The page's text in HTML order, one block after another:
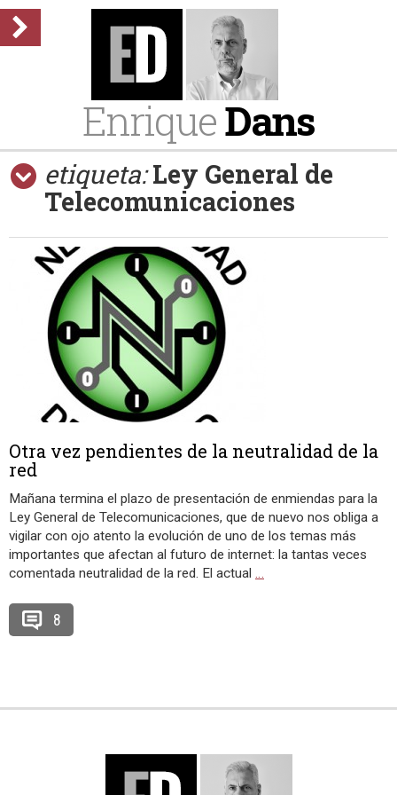
EnriqueDans
etiqueta: Ley General de
Telecomunicaciones
Otra vez pendientes de la neutralidad de la
red
Mañana termina el plazo de presentación de enmiendas para la
Ley General de Telecomunicaciones, que de nuevo nos obliga a
vigilar con ojo atento la evolución de uno de los temas más
importantes que afectan al futuro de internet: la tantas veces
comentada neutralidad de la red. El actual …
8